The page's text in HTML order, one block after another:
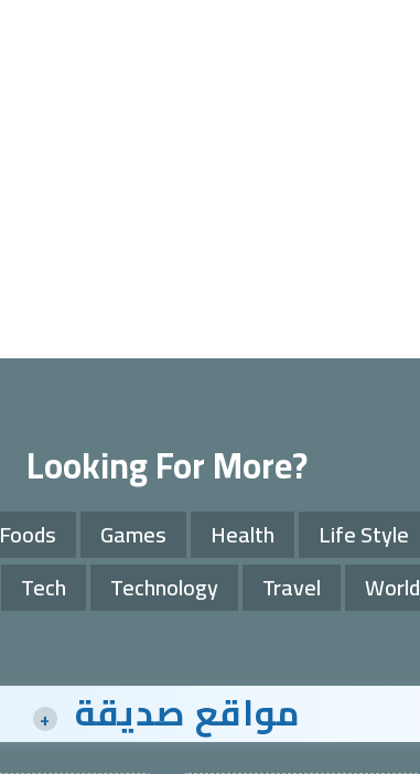
Looking For More?
Foods Games Health Life Style
Tech Technology Travel World
مواقع صديقة +